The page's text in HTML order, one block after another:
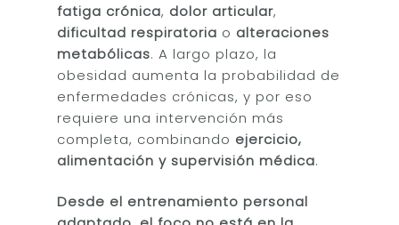
fatiga crónica, dolor articular,
dificultad respiratoria o alteraciones
metabólicas. A largo plazo, la
obesidad aumenta la probabilidad de
enfermedades crónicas, y por eso
requiere una intervención más
completa, combinando ejercicio,
alimentación y supervisión médica.
Desde el entrenamiento personal